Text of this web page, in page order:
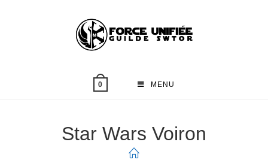
0 MENU
Star Wars Voiron